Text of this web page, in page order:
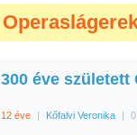
300 éve
12 éve | Kőfalvi Veronika |